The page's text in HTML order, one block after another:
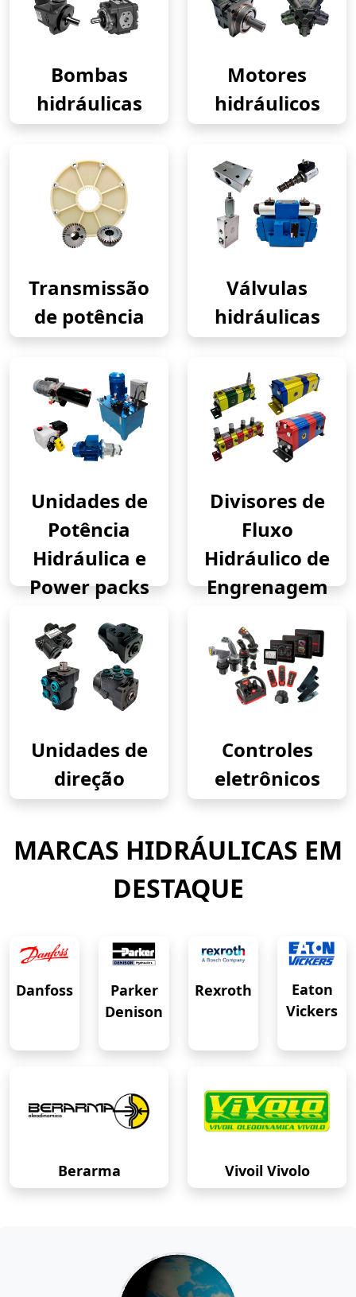
Bombas
hidráulicas
Motores
hidráulicos
Transmissão
de potência
Válvulas
hidráulicas
Unidades de
Potência
Hidráulica e
Power packs
Divisores de
Fluxo
Hidráulico de
Engrenagem
Unidades de
direção
Controles
eletrônicos
MARCAS HIDRÁULICAS EM
DESTAQUE
Danfoss
Parker
Denison
Rexroth
Eaton
Vickers
Berarma Vivoil Vivolo